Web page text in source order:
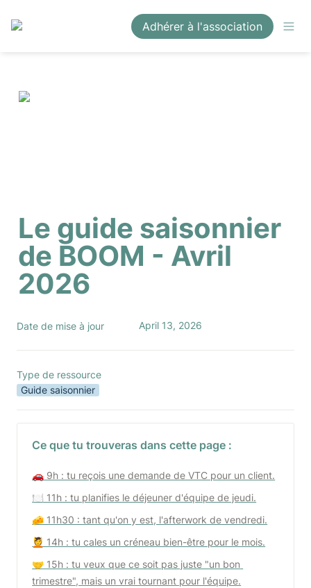
Adhérer à l'association
Le guide saisonnier
de BOOM - Avril
2026
Date de mise à jour April 13, 2026
Type de ressource
Guide saisonnier
Ce que tu trouveras dans cette page :
🚗 9h : tu reçois une demande de VTC pour un client.
🍽️ 11h : tu planifies le déjeuner d'équipe de jeudi.
🧀 11h30 : tant qu'on y est, l'afterwork de vendredi.
💆 14h : tu cales un créneau bien-être pour le mois.
🤝 15h : tu veux que ce soit pas juste "un bon
trimestre", mais un vrai tournant pour l'équipe.